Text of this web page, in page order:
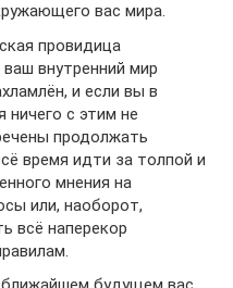
вас мира.
провидица
внутренний мир
и если вы в
с этим не
продолжать
время идти за толпой и
мнения на
или, наоборот,
всё наперекор